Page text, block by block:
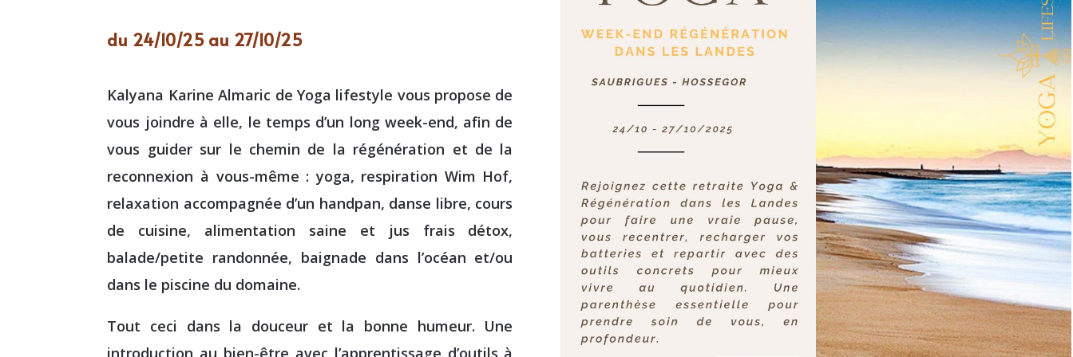
du 24/10/25 au 27/10/25
Kalyana Karine Almaric de Yoga lifestyle vous propose de
vous joindre à elle, le temps d’un long week-end, afin de
vous guider sur le chemin de la régénération et de la
reconnexion à vous-même : yoga, respiration Wim Hof,
relaxation accompagnée d’un handpan, danse libre, cours
de cuisine, alimentation saine et jus frais détox,
balade/petite randonnée, baignade dans l’océan et/ou
dans le piscine du domaine.
Tout ceci dans la douceur et la bonne humeur. Une
introduction au bien-être avec l’apprentissage d’outils à